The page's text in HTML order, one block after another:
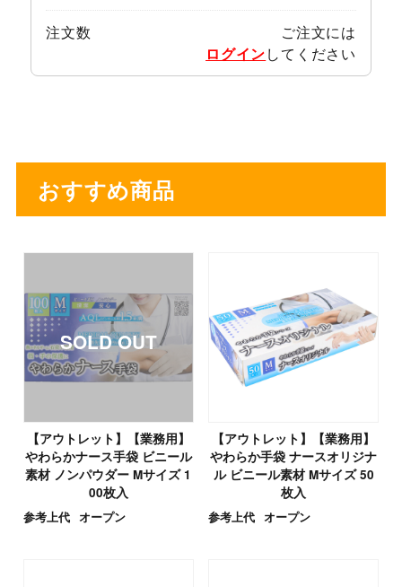
注文数
ご注文には
ログインしてください
おすすめ商品
【アウトレット】【業務用】
やわらかナース手袋 ビニール
素材 ノンパウダー Mサイズ 1
00枚入
参考上代 オープン
【アウトレット】【業務用】
やわらか手袋 ナースオリジナ
ル ビニール素材 Mサイズ 50
枚入
参考上代 オープン